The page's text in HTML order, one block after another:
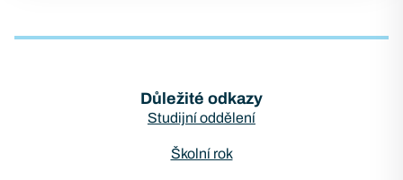
oči…
Důležité odkazy
Studijní oddělení
Školní rok